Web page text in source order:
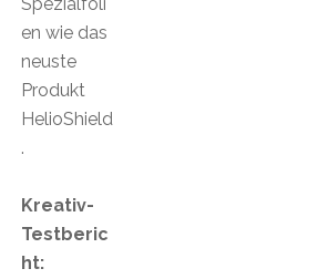
en wie das
neuste
Produkt
HelioShield
.
Kreativ-
Testberic
ht: